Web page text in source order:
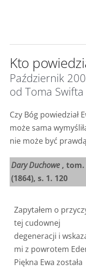
Kto
Październik
od Toma Swifta
Czy Bóg powiedział
może sama
nie może być
Dary Duchowe , tom.
(1864), s. 1. 120
Zapytałem o
tej cudownej
degeneracji i
mi z powrotem
Piękna Ewa została